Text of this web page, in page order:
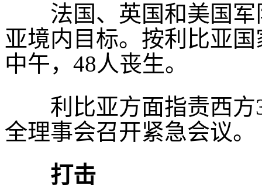
法国、英国和美国军
亚境内目标。按利比亚
中午，48人丧生。
利比亚方面指责西方3
全理事会召开紧急会议。
打击